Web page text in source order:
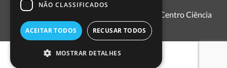
1999 - 2026
Pavilhão do Conhecimento | Centro Ciência
NÃO CLASSIFICADOS
ACEITAR TODOS RECUSAR TODOS
MOSTRAR DETALHES